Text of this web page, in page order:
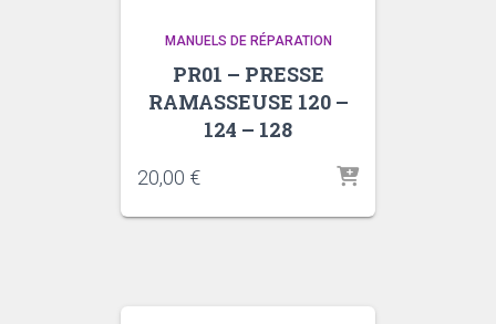
MANUELS DE RÉPARATION
PR01 – PRESSE
RAMASSEUSE 120 –
124 – 128
20,00 €